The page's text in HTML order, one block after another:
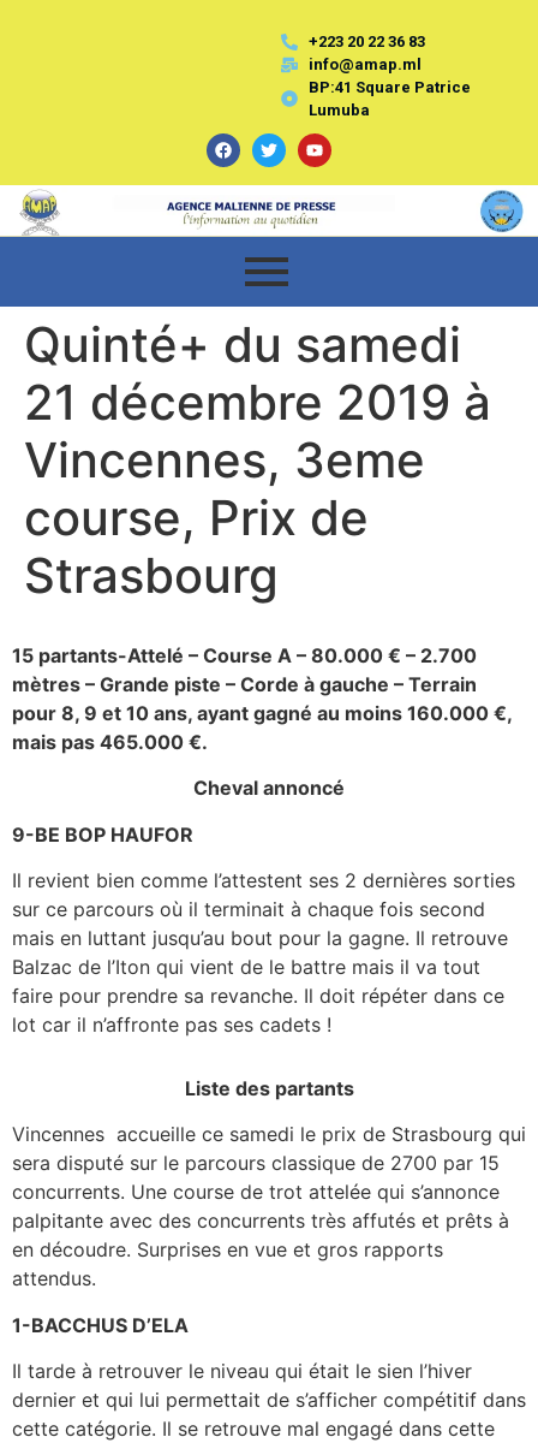
+223 20 22 36 83
info@amap.ml
BP:41 Square Patrice
Lumuba
Quinté+ du samedi
21 décembre 2019 à
Vincennes, 3eme
course, Prix de
Strasbourg
15 partants-Attelé – Course A – 80.000 € – 2.700
mètres – Grande piste – Corde à gauche – Terrain
pour 8, 9 et 10 ans, ayant gagné au moins 160.000 €,
mais pas 465.000 €.
Cheval annoncé
9-BE BOP HAUFOR
Il revient bien comme l’attestent ses 2 dernières sorties
sur ce parcours où il terminait à chaque fois second
mais en luttant jusqu’au bout pour la gagne. Il retrouve
Balzac de l’Iton qui vient de le battre mais il va tout
faire pour prendre sa revanche. Il doit répéter dans ce
lot car il n’affronte pas ses cadets !
Liste des partants
Vincennes accueille ce samedi le prix de Strasbourg qui
sera disputé sur le parcours classique de 2700 par 15
concurrents. Une course de trot attelée qui s’annonce
palpitante avec des concurrents très affutés et prêts à
en découdre. Surprises en vue et gros rapports
attendus.
1-BACCHUS D’ELA
Il tarde à retrouver le niveau qui était le sien l’hiver
dernier et qui lui permettait de s’afficher compétitif dans
cette catégorie. Il se retrouve mal engagé dans cette